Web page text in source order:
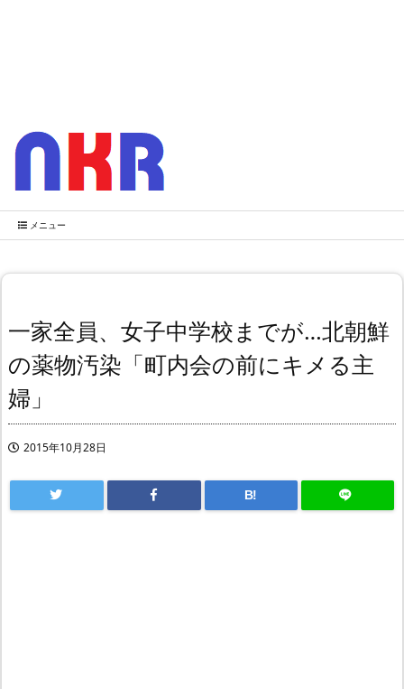
メニュー
一家全員、女子中学校までが…北朝鮮
の薬物汚染「町内会の前にキメる主
婦」
2015年10月28日
B!